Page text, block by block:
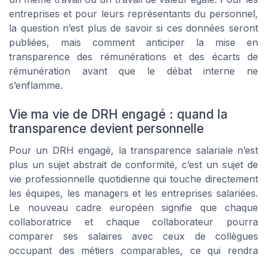
entreprises et pour leurs représentants du personnel,
la question n’est plus de savoir si ces données seront
publiées, mais comment anticiper la mise en
transparence des rémunérations et des écarts de
rémunération avant que le débat interne ne
s’enflamme.
Vie ma vie de DRH engagé : quand la
transparence devient personnelle
Pour un DRH engagé, la transparence salariale n’est
plus un sujet abstrait de conformité, c’est un sujet de
vie professionnelle quotidienne qui touche directement
les équipes, les managers et les entreprises salariées.
Le nouveau cadre européen signifie que chaque
collaboratrice et chaque collaborateur pourra
comparer ses salaires avec ceux de collègues
occupant des métiers comparables, ce qui rendra